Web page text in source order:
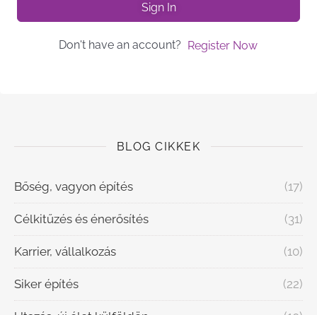
Sign In
Don't have an account? Register Now
BLOG CIKKEK
Bőség, vagyon építés (17)
Célkitűzés és énerősítés (31)
Karrier, vállalkozás (10)
Siker építés (22)